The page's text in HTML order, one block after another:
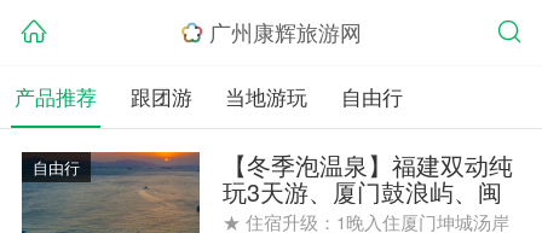
广州康辉旅游网
产品推荐 跟团游 当地游玩 自由行
自由行 【冬季泡温泉】福建双动纯
玩3天游、厦门鼓浪屿、闽
南老院子、南普陀寺、集美
★ 住宿升级：1晚入住厦门坤城汤岸